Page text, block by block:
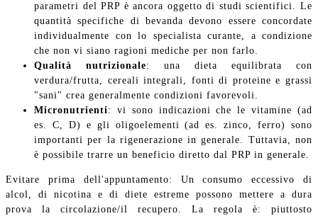
parametri del PRP è ancora oggetto di studi scientifici. Le
quantità specifiche di bevanda devono essere concordate
individualmente con lo specialista curante, a condizione
che non vi siano ragioni mediche per non farlo.
Qualità nutrizionale: una dieta equilibrata con
verdura/frutta, cereali integrali, fonti di proteine e grassi
"sani" crea generalmente condizioni favorevoli.
Micronutrienti: vi sono indicazioni che le vitamine (ad
es. C, D) e gli oligoelementi (ad es. zinco, ferro) sono
importanti per la rigenerazione in generale. Tuttavia, non
è possibile trarre un beneficio diretto dal PRP in generale.
Evitare prima dell'appuntamento: Un consumo eccessivo di
alcol, di nicotina e di diete estreme possono mettere a dura
prova la circolazione/il recupero. La regola è: piuttosto